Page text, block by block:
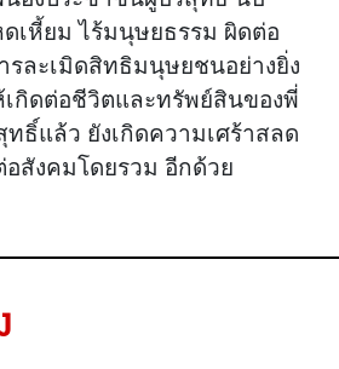
เหี้ยม ไร้มนุษยธรรม ผิดต่อ
ละเมิดสิทธิมนุษยชนอย่างยิ่ง
กิดต่อชีวิตและทรัพย์สินของพี่
ธิ์แล้ว ยังเกิดความเศร้าสลด
สังคมโดยรวม อีกด้วย